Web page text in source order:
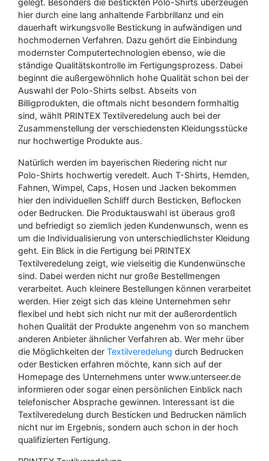
gelegt. Besonders die bestickten Polo-Shirts überzeugen
hier durch eine lang anhaltende Farbbrillanz und ein
dauerhaft wirkungsvolle Bestickung in aufwändigen und
hochmodernen Verfahren. Dazu gehört die Einbindung
modernster Computertechnologien ebenso, wie die
ständige Qualitätskontrolle im Fertigungsprozess. Dabei
beginnt die außergewöhnlich hohe Qualität schon bei der
Auswahl der Polo-Shirts selbst. Abseits von
Billigprodukten, die oftmals nicht besondern formhaltig
sind, wählt PRINTEX Textilveredelung auch bei der
Zusammenstellung der verschiedensten Kleidungsstücke
nur hochwertige Produkte aus.
Natürlich werden im bayerischen Riedering nicht nur
Polo-Shirts hochwertig veredelt. Auch T-Shirts, Hemden,
Fahnen, Wimpel, Caps, Hosen und Jacken bekommen
hier den individuellen Schliff durch Besticken, Beflocken
oder Bedrucken. Die Produktauswahl ist überaus groß
und befriedigt so ziemlich jeden Kundenwunsch, wenn es
um die Individualisierung von unterschiedlichster Kleidung
geht. Ein Blick in die Fertigung bei PRINTEX
Textilveredelung zeigt, wie vielseitig die Kundenwünsche
sind. Dabei werden nicht nur große Bestellmengen
verarbeitet. Auch kleinere Bestellungen können verarbeitet
werden. Hier zeigt sich das kleine Unternehmen sehr
flexibel und hebt sich nicht nur mit der außerordentlich
hohen Qualität der Produkte angenehm von so manchem
anderen Anbieter ähnlicher Verfahren ab. Wer mehr über
die Möglichkeiten der Textilveredelung durch Bedrucken
oder Besticken erfahren möchte, kann sich auf der
Homepage des Unternehmens unter www.unterseer.de
informieren oder sogar einen persönlichen Einblick nach
telefonischer Absprache gewinnen. Interessant ist die
Textilveredelung durch Besticken und Bedrucken nämlich
nicht nur im Ergebnis, sondern auch schon in der hoch
qualifizierten Fertigung.